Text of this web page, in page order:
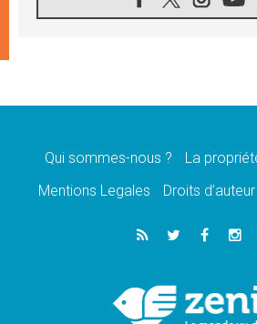
06.08.2026
message de paix et de
«La visite du Pape en
05.08.2026
Le nonce en Ukraine: «Il
Léon XIV au Pérou, une
un peuple en quête de
Qui sommes-nous ? La
Mentions Legales
Droits d’auteur